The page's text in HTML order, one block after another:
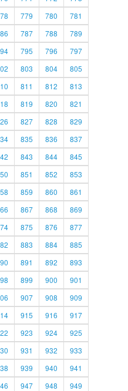
779 780
781
787 788
789
795 796
797
803 804
805
811 812
813
819 820
821
827 828
829
835 836
837
843 844
845
851 852
853
859 860
861
867 868
869
875 876
877
883 884
885
891 892
893
899 900
901
907 908
909
915 916
917
923 924
925
931 932
933
939 940
941
947 948
949